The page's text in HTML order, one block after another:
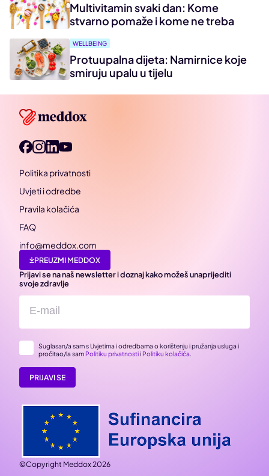
Multivitamin svaki dan: Kome
stvarno pomaže i kome ne treba
WELLBEING
Protuupalna dijeta: Namirnice koje
smiruju upalu u tijelu
Politika privatnosti
Uvjeti i odredbe
Pravila kolačića
FAQ
info@meddox.com
PREUZMI MEDDOX
Prijavi se na naš newsletter i doznaj kako možeš unaprijediti
svoje zdravlje
Suglasan/a sam s Uvjetima i odredbama o korištenju i pružanja usluga i
pročitao/la sam Politiku privatnostii Politiku kolačića.
PRIJAVI SE
©Copyright Meddox 2026